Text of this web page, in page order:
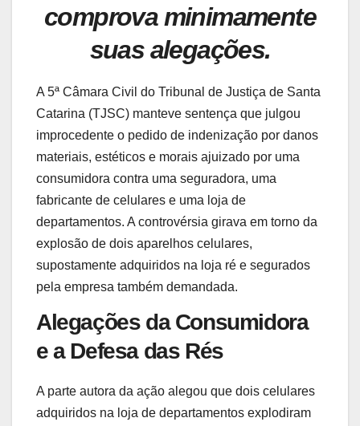
comprova minimamente
suas alegações.
A 5ª Câmara Civil do Tribunal de Justiça de Santa
Catarina (TJSC) manteve sentença que julgou
improcedente o pedido de indenização por danos
materiais, estéticos e morais ajuizado por uma
consumidora contra uma seguradora, uma
fabricante de celulares e uma loja de
departamentos. A controvérsia girava em torno da
explosão de dois aparelhos celulares,
supostamente adquiridos na loja ré e segurados
pela empresa também demandada.
Alegações da Consumidora
e a Defesa das Rés
A parte autora da ação alegou que dois celulares
adquiridos na loja de departamentos explodiram